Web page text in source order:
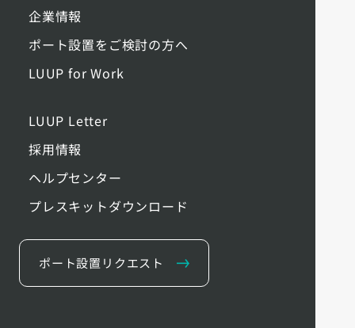
企業情報
ポート設置をご検討の方へ
LUUP for Work
LUUP Letter
採用情報
ヘルプセンター
プレスキットダウンロード
ポート設置リクエスト